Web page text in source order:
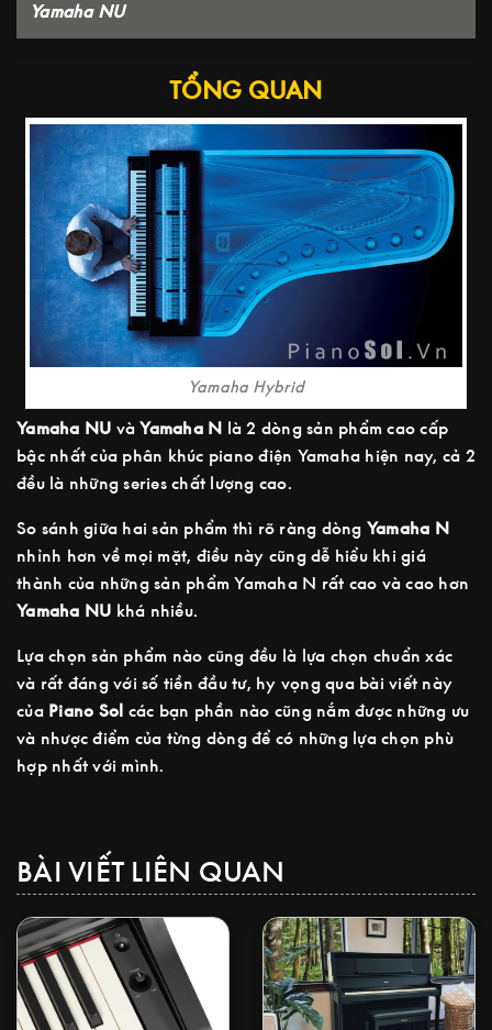
Yamaha NU
TỔNG QUAN
Yamaha Hybrid
Yamaha NU vàYamaha N là 2 dòng sản phẩm cao cấp
bậc nhất của phân khúc piano điện Yamaha hiện nay, cả 2
đều là những series chất lượng cao.
So sánh giữa hai sản phẩm thì rõ ràng dòng Yamaha N
nhỉnh hơn về mọi mặt, điều này cũng dễ hiểu khi giá
thành của những sản phẩm Yamaha N rất cao và cao hơn
Yamaha NU khá nhiều.
Lựa chọn sản phẩm nào cũng đều là lựa chọn chuẩn xác
và rất đáng với số tiền đầu tư, hy vọng qua bài viết này
của Piano Sol các bạn phần nào cũng nắm được những ưu
và nhược điểm của từng dòng để có những lựa chọn phù
hợp nhất với mình.
BÀI VIẾT LIÊN QUAN